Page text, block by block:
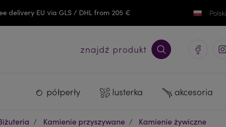
delivery EU via GLS / DHL from 205 € Polski
znajdź produkt
półperły lusterka akcesoria
Kamienie przyszywane
Kamienie żywiczne